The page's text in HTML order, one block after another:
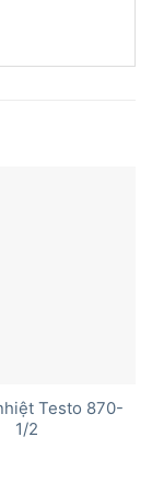
Testo 870-
1/2